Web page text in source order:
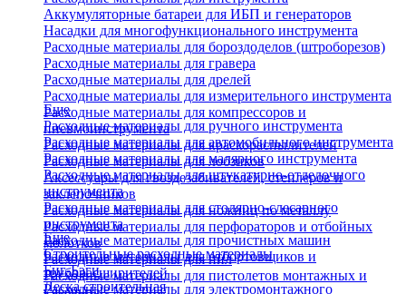
Аккумуляторные батареи для ИБП и генераторов
Насадки для многофункционального инструмента
Расходные материалы для бороздоделов (штроборезов)
Расходные материалы для гравера
Расходные материалы для дрелей
Расходные материалы для измерительного инструмента
Расходные материалы для компрессоров и
пневмоинструмента
Расходные материалы для краскораспылителей
Расходные материалы для лобзиков
Аксессуары для гвоздезабивателей, степлеров и
заклепочников
Расходные материалы для ножниц по металлу
Расходные материалы для перфораторов и отбойных
молотков
Расходные материалы для пил
Расходные материалы для пистолетов монтажных и
Еще
Расходные материалы для ручного инструмента
Расходные материалы для автомобильного инструмента
Расходные материалы для малярного инструмента
Расходные материалы для штукатурно-отделочного
инструмента
Расходные материалы для столярно-слесарного
инструмента
Расходные материалы для прочистных машин
Расходные материалы для отбортовщиков и
труборасширителей
Расходные материалы для электромонтажного
Еще
Строительные расходные материалы
Биг-Бэги
Леска строительная